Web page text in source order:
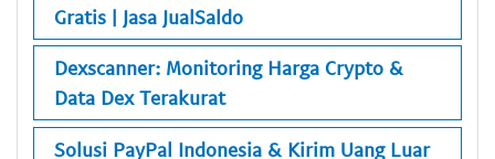
Gratis | Jasa JualSaldo
Dexscanner: Monitoring Harga Crypto &
Data Dex Terakurat
Solusi PayPal Indonesia & Kirim Uang Luar